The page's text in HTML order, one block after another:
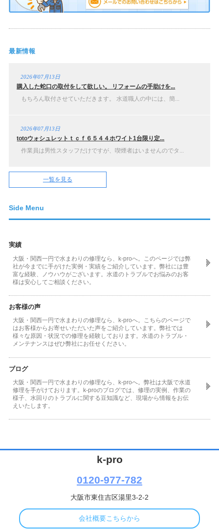
最新情報
2026年07月13日
購入した蛇口の取付をして欲しい。 リフォームの手助けを...
もちろん取付させていただきます。 水道職人の中には、簡...
2026年07月13日
totoウォシュレットｔｃｆ６５４４ホワイト1台限り定...
作業員は男性スタッフだけですが、喫煙者はいませんのでタ...
一覧を見る
Side Menu
実績
大阪・関西一円で水まわりの修理なら、k-proへ。このページでは弊
社が今までに手がけた実例・実績をご紹介しています。弊社には豊
富な経験、ノウハウがございます。水道のトラブルでお悩みのお客
様は安心してご相談ください。
お客様の声
大阪・関西一円で水まわりの修理なら、k-proへ。こちらのページで
はお客様からお寄せいただいた声をご紹介しています。弊社では
様々な原因・状況での修理を経験しております。水道のトラブル・
メンテナンスはぜひ弊社にお任せください。
ブログ
大阪・関西一円で水まわりの修理なら、k-proへ。弊社は大阪で水道
修理を手がけております。k-proのブログでは、修理の実例、作業の
様子、水回りのトラブルに関する豆知識など、現場から情報をお伝
えいたします。
k-pro
0120-977-782
大阪市東住吉区湯里3-2-2
会社概要こちらから